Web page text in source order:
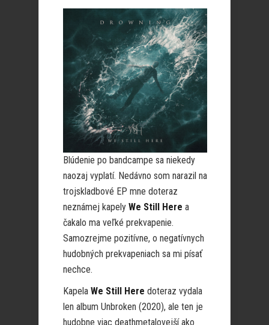
Blúdenie po bandcampe sa niekedy
naozaj vyplatí. Nedávno som narazil na
trojskladbové EP mne doteraz
neznámej kapely We Still Here a
čakalo ma veľké prekvapenie.
Samozrejme pozitívne, o negatívnych
hudobných prekvapeniach sa mi písať
nechce.
Kapela We Still Here doteraz vydala
len album Unbroken (2020), ale ten je
hudobne viac deathmetalovejší ako